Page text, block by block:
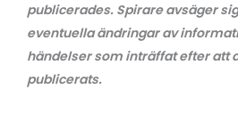
publicerades. Spirare avsäger
eventuella ändringar av
händelser som inträffat efter att
publicerats.